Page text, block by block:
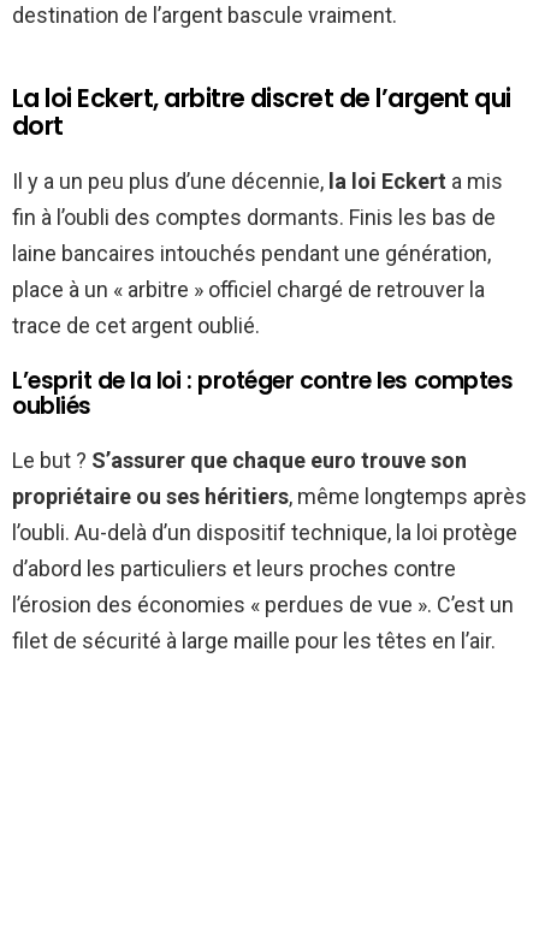
destination de l’argent bascule vraiment.
La loi Eckert, arbitre discret de l’argent qui
dort
Il y a un peu plus d’une décennie, la loi Eckert a mis
fin à l’oubli des comptes dormants. Finis les bas de
laine bancaires intouchés pendant une génération,
place à un « arbitre » officiel chargé de retrouver la
trace de cet argent oublié.
L’esprit de la loi : protéger contre les comptes
oubliés
Le but ? S’assurer que chaque euro trouve son
propriétaire ou ses héritiers, même longtemps après
l’oubli. Au-delà d’un dispositif technique, la loi protège
d’abord les particuliers et leurs proches contre
l’érosion des économies « perdues de vue ». C’est un
filet de sécurité à large maille pour les têtes en l’air.